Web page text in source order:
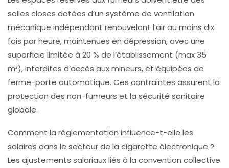
salles closes dotées d’un système de ventilation
mécanique indépendant renouvelant l’air au moins dix
fois par heure, maintenues en dépression, avec une
superficie limitée à 20 % de l’établissement (max 35
m²), interdites d’accès aux mineurs, et équipées de
ferme-porte automatique. Ces contraintes assurent la
protection des non-fumeurs et la sécurité sanitaire
globale.
Comment la réglementation influence-t-elle les
salaires dans le secteur de la cigarette électronique ?
Les ajustements salariaux liés à la convention collective